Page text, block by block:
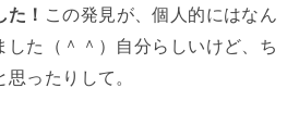
！ この発見が、個人的にはなん
した（＾＾）自分らしいけど、ち
ったりして。